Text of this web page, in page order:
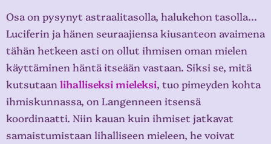
Osa on pysynyt astraalitasolla, halukehon tasolla…
Luciferin ja hänen seuraajiensa kiusanteon avaimena
tähän hetkeen asti on ollut ihmisen oman mielen
käyttäminen häntä itseään vastaan. Siksi se, mitä
kutsutaan lihalliseksi mieleksi, tuo pimeyden kohta
ihmiskunnassa, on Langenneen itsensä
koordinaatti. Niin kauan kuin ihmiset jatkavat
samaistumistaan lihalliseen mieleen, he voivat